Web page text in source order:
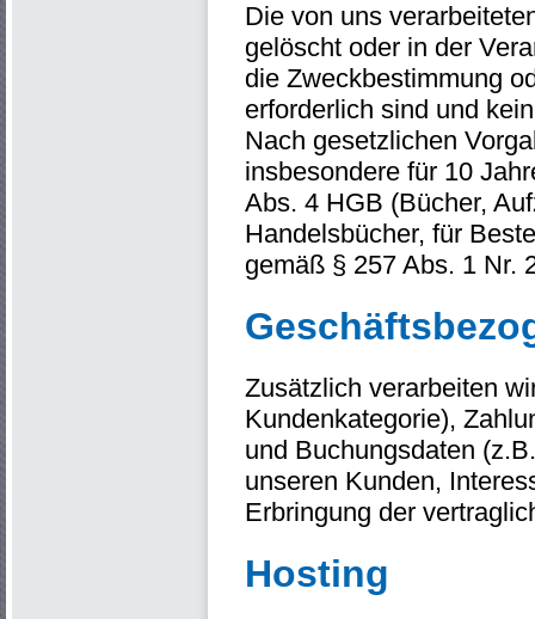
Die von uns
gelöscht oder in der
die Zweckbestimmung
erforderlich sind und
Nach gesetzlichen
insbesondere für 10
Abs. 4 HGB (Bücher,
Handelsbücher, für
gemäß § 257 Abs. 1 Nr.
Zusätzlich verarbeiten
Kundenkategorie),
und Buchungsdaten
unseren Kunden,
Erbringung der
Hosting